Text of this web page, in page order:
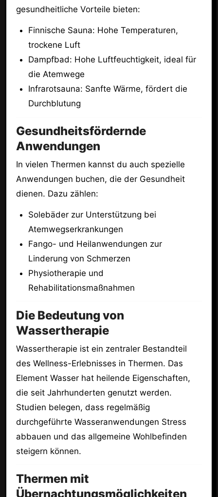
gesundheitliche Vorteile bieten:
Finnische Sauna: Hohe Temperaturen,
trockene Luft
Dampfbad: Hohe Luftfeuchtigkeit, ideal für
die Atemwege
Infrarotsauna: Sanfte Wärme, fördert die
Durchblutung
Gesundheitsfördernde
Anwendungen
In vielen Thermen kannst du auch spezielle
Anwendungen buchen, die der Gesundheit
dienen. Dazu zählen:
Solebäder zur Unterstützung bei
Atemwegserkrankungen
Fango- und Heilanwendungen zur
Linderung von Schmerzen
Physiotherapie und
Rehabilitationsmaßnahmen
Die Bedeutung von
Wassertherapie
Wassertherapie ist ein zentraler Bestandteil
des Wellness-Erlebnisses in Thermen. Das
Element Wasser hat heilende Eigenschaften,
die seit Jahrhunderten genutzt werden.
Studien belegen, dass regelmäßig
durchgeführte Wasseranwendungen Stress
abbauen und das allgemeine Wohlbefinden
steigern können.
Thermen mit
Übernachtungsmöglichkeiten